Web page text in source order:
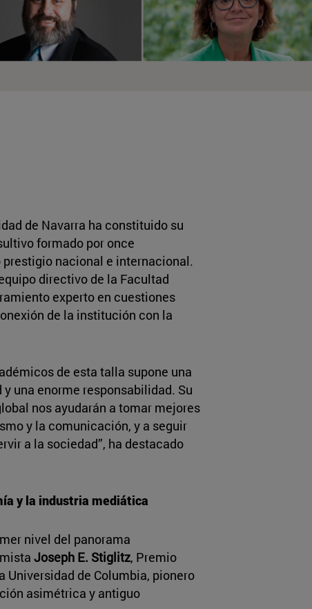
de Navarra ha constituido su
formado por once
nacional e internacional.
directivo de la Facultad
experto en cuestiones
de la institución con la
de esta talla supone una
una enorme responsabilidad. Su
nos ayudarán a tomar mejores
y la comunicación, y a seguir
a la sociedad”, ha destacado
y la industria mediática
nivel del panorama
Joseph E. Stiglitz, Premio
Universidad de Columbia, pionero
asimétrica y antiguo